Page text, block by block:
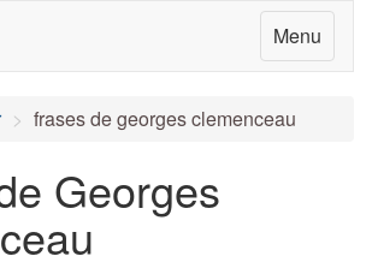
Menu
frases de georges clemenceau
Georges